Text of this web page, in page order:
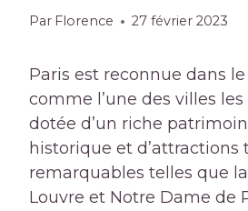
Par Florence 27 février 2023
Paris est reconnue dans
comme l’une des villes
dotée d’un riche
historique et d’attractions
remarquables telles que
Louvre et Notre Dame de